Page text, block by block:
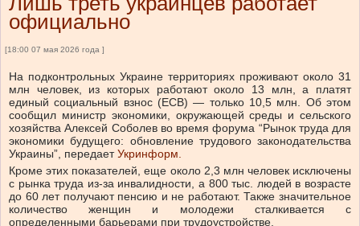
официально
[18:00 07 мая 2026 года ]
На подконтрольных Украине территориях проживают около 31
млн человек, из которых работают около 13 млн, а платят
единый социальный взнос (ЕСВ) — только 10,5 млн. Об этом
сообщил министр экономики, окружающей среды и сельского
хозяйства Алексей Соболев во время форума “Рынок труда для
экономики будущего: обновление трудового законодательства
Украины”, передает Укринформ.
Кроме этих показателей, еще около 2,3 млн человек исключены
с рынка труда из-за инвалидности, а 800 тыс. людей в возрасте
до 60 лет получают пенсию и не работают. Также значительное
количество женщин и молодежи сталкивается с
определенными барьерами при трудоустройстве.